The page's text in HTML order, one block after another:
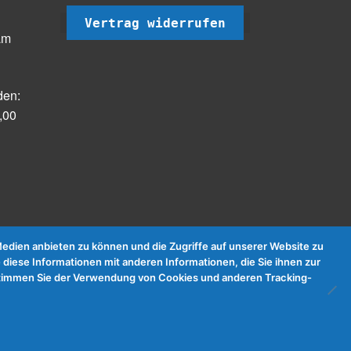
Vertrag widerrufen
anbieten zu können und die Zugriffe auf unserer Website zu
Informationen mit anderen Informationen, die Sie ihnen zur
Sie der Verwendung von Cookies und anderen Tracking-